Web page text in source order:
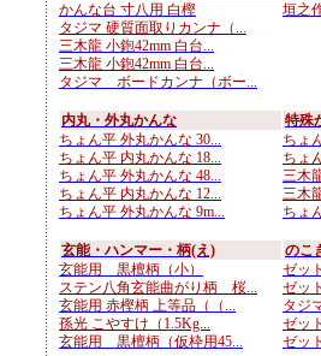
かんな台 寸八用 白樫
タジマ 硬質面取りカンナ（...
三木龍 小鉋42mm 白台...
三木龍 小鉋42mm 白台...
タジマ ボードカンナ（ボー...
垣之
内丸・外丸かんな
ちょん平 外丸かんな 30...
ちょん平 内丸かんな 18...
ちょん平 外丸かんな 48...
ちょん平 内丸かんな 12...
ちょん平 外丸かんな 9m...
特殊
ちょ
ちょ
三木
三木
ちょ
玄能・ハンマー・柄(え)
玄能用 黒檀柄（小）
ステン八角玄能曲がり柄 桜...
玄能用 赤樫柄 上等品（（...
孫光 こやすけ（1.5Kg...
玄能用 黒檀柄（仮枠用45...
のこ
ゼッ
ゼッ
タジ
ゼッ
ゼッ